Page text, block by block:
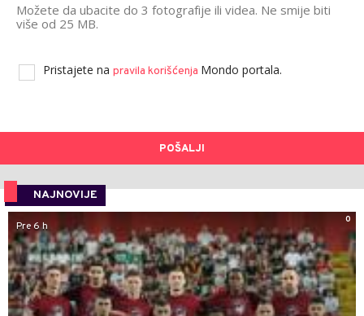
Možete da ubacite do 3 fotografije ili videa. Ne smije biti
više od 25 MB.
Pristajete na pravila korišćenja Mondo portala.
POŠALJI
NAJNOVIJE
0
Pre 6 h